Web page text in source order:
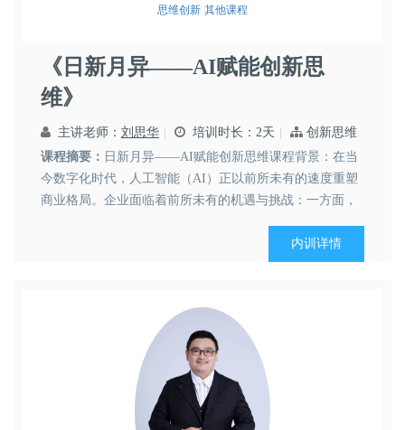
思维创新 其他课程
《日新月异——AI赋能创新思
维》
主讲老师： 刘思华 培训时长：2天
创新思维
课程摘要： 日新月异——AI赋能创新思维课程背景：在当
今数字化时代，人工智能（AI）正以前所未有的速度重塑
商业格局。企业面临着前所未有的机遇与挑战：一方面，
渐力不从心；另一方面，AI的崛起为企业提供了全新的创
新范式和思维工具。从特斯拉的AI设计实验室到DeepSeek
内训详情